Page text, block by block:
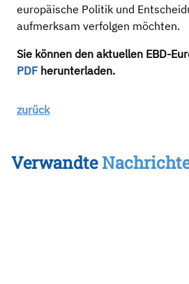
europäische Politik und
aufmerksam verfolgen möchten.
Sie können den aktuellen EBD-
PDF herunterladen.
zurück
Verwandte